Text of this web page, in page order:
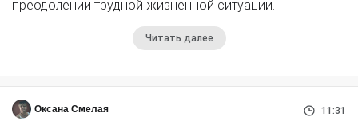
преодолении трудной жизненной ситуации.
Читать далее
Оксана Смелая 11:31